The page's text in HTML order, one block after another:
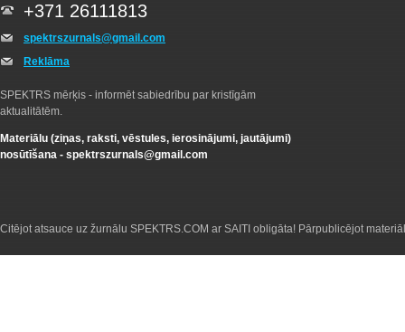
+371 26111813
spektrszurnals@gmail.com
Reklāma
SPEKTRS mērķis - informēt sabiedrību par kristīgām
aktualitātēm.
Materiālu (ziņas, raksti, vēstules, ierosinājumi, jautājumi)
nosūtīšana - spektrszurnals@gmail.com
Citējot atsauce uz žurnālu SPEKTRS.COM ar SAITI obligāta! Pārpublicējot